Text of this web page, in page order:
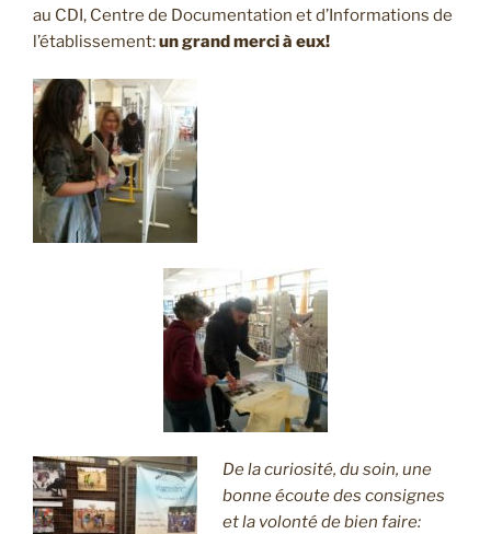
au CDI, Centre de Documentation et d’Informations de
l’établissement:un grand merci à eux!
De la curiosité, du soin, une
bonne écoute des consignes
et la volonté de bien faire: